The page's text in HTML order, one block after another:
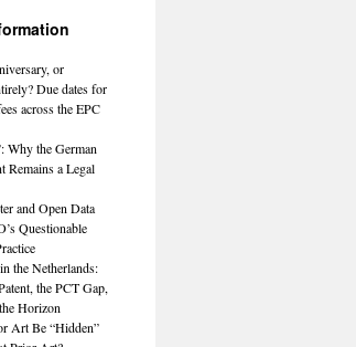
or
Due dates for
across the EPC
Why the German
Remains a Legal
and Open Data
Questionable
the Netherlands:
the PCT Gap,
Horizon
Art Be “Hidden”